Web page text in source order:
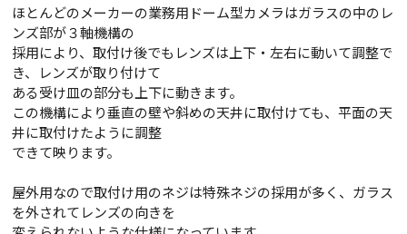
ほとんどのメーカーの業務用ドーム型カメラはガラスの中のレ
ンズ部が３軸機構の
採用により、取付け後でもレンズは上下・左右に動いて調整で
き、レンズが取り付けて
ある受け皿の部分も上下に動きます。
この機構により垂直の壁や斜めの天井に取付けても、平面の天
井に取付けたように調整
できて映ります。
屋外用なので取付け用のネジは特殊ネジの採用が多く、ガラス
を外されてレンズの向きを